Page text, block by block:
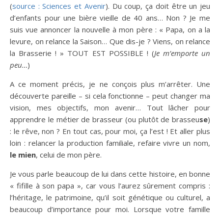
(source : Sciences et Avenir). Du coup, ça doit être un jeu
d’enfants pour une bière vieille de 40 ans… Non ? Je me
suis vue annoncer la nouvelle à mon père : « Papa, on a la
levure, on relance la Saison… Que dis-je ? Viens, on relance
la Brasserie ! » TOUT EST POSSIBLE ! (Je m’emporte un
peu…)
A ce moment précis, je ne conçois plus m’arrêter. Une
découverte pareille – si cela fonctionne – peut changer ma
vision, mes objectifs, mon avenir… Tout lâcher pour
apprendre le métier de brasseur (ou plutôt de brasseuse)
: le rêve, non ? En tout cas, pour moi, ça l’est ! Et aller plus
loin : relancer la production familiale, refaire vivre un nom,
le mien, celui de mon père.
Je vous parle beaucoup de lui dans cette histoire, en bonne
« fifille à son papa », car vous l’aurez sûrement compris :
l’héritage, le patrimoine, qu’il soit génétique ou culturel, a
beaucoup d’importance pour moi. Lorsque votre famille